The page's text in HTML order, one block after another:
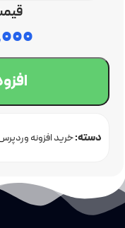
دسته:خرید افزونه